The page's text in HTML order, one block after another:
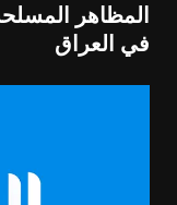
المظاهر
في العراق